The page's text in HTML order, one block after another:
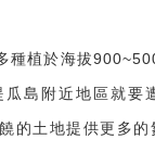
種植於海拔
瓜島附近地區就要
的土地提供更多的